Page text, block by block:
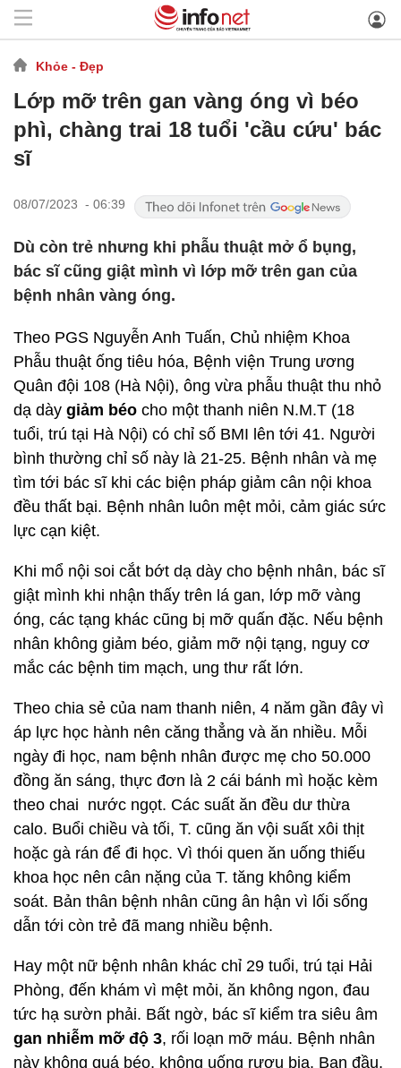
Khỏe - Đẹp
Lớp mỡ trên gan vàng óng vì béo
phì, chàng trai 18 tuổi 'cầu cứu' bác
sĩ
08/07/2023 - 06:39
Dù còn trẻ nhưng khi phẫu thuật mở ổ bụng,
bác sĩ cũng giật mình vì lớp mỡ trên gan của
bệnh nhân vàng óng.
Theo PGS Nguyễn Anh Tuấn, Chủ nhiệm Khoa
Phẫu thuật ống tiêu hóa, Bệnh viện Trung ương
Quân đội 108 (Hà Nội), ông vừa phẫu thuật thu nhỏ
dạ dày giảm béo cho một thanh niên N.M.T (18
tuổi, trú tại Hà Nội) có chỉ số BMI lên tới 41. Người
bình thường chỉ số này là 21-25. Bệnh nhân và mẹ
tìm tới bác sĩ khi các biện pháp giảm cân nội khoa
đều thất bại. Bệnh nhân luôn mệt mỏi, cảm giác sức
lực cạn kiệt.
Khi mổ nội soi cắt bớt dạ dày cho bệnh nhân, bác sĩ
giật mình khi nhận thấy trên lá gan, lớp mỡ vàng
óng, các tạng khác cũng bị mỡ quấn đặc. Nếu bệnh
nhân không giảm béo, giảm mỡ nội tạng, nguy cơ
mắc các bệnh tim mạch, ung thư rất lớn.
Theo chia sẻ của nam thanh niên, 4 năm gần đây vì
áp lực học hành nên căng thẳng và ăn nhiều. Mỗi
ngày đi học, nam bệnh nhân được mẹ cho 50.000
đồng ăn sáng, thực đơn là 2 cái bánh mì hoặc kèm
theo chai nước ngọt. Các suất ăn đều dư thừa
calo. Buổi chiều và tối, T. cũng ăn vội suất xôi thịt
hoặc gà rán để đi học. Vì thói quen ăn uống thiếu
khoa học nên cân nặng của T. tăng không kiểm
soát. Bản thân bệnh nhân cũng ân hận vì lối sống
dẫn tới còn trẻ đã mang nhiều bệnh.
Hay một nữ bệnh nhân khác chỉ 29 tuổi, trú tại Hải
Phòng, đến khám vì mệt mỏi, ăn không ngon, đau
tức hạ sườn phải. Bất ngờ, bác sĩ kiểm tra siêu âm
gan nhiễm mỡ độ 3, rối loạn mỡ máu. Bệnh nhân
này không quá béo, không uống rượu bia. Ban đầu,